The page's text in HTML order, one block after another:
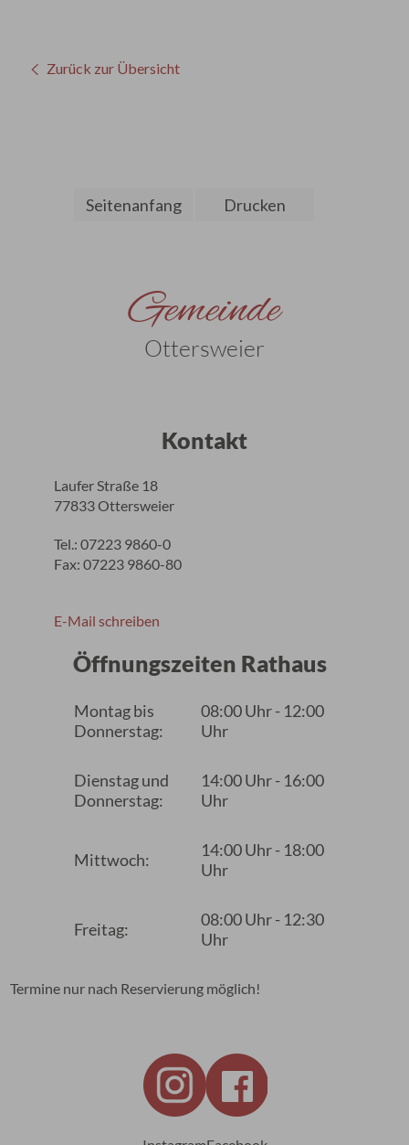
Zurück zur Übersicht
Seitenanfang Drucken
Gemeinde
Ottersweier
Kontakt
Laufer Straße 18
77833 Ottersweier
Tel.: 07223 9860-0
Fax: 07223 9860-80
E-Mail schreiben
Öffnungszeiten Rathaus
Montag bis
Donnerstag:
08:00 Uhr - 12:00
Uhr
Dienstag und
Donnerstag:
14:00 Uhr - 16:00
Uhr
Mittwoch:
14:00 Uhr - 18:00
Uhr
Freitag:
08:00 Uhr - 12:30
Uhr
Termine nur nach Reservierung möglich!